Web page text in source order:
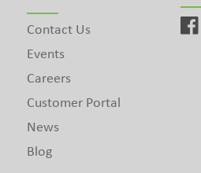
Contact Us
Events
Careers
Customer Portal
News
Blog